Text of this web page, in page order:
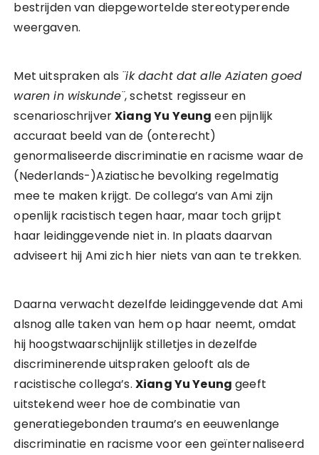
bestrijden van diepgewortelde stereotyperende
weergaven.
Met uitspraken als ¨ik dacht dat alle Aziaten goed
waren in wiskunde¨, schetst regisseur en
scenarioschrijverXiang Yu Yeung een pijnlijk
accuraat beeld van de (onterecht)
genormaliseerde discriminatie en racisme waar de
(Nederlands-)Aziatische bevolking regelmatig
mee te maken krijgt. De collega’s van Ami zijn
openlijk racistisch tegen haar, maar toch grijpt
haar leidinggevende niet in. In plaats daarvan
adviseert hij Ami zich hier niets van aan te trekken.
Daarna verwacht dezelfde leidinggevende dat Ami
alsnog alle taken van hem op haar neemt, omdat
hij hoogstwaarschijnlijk stilletjes in dezelfde
discriminerende uitspraken gelooft als de
racistische collega’s. Xiang Yu Yeung geeft
uitstekend weer hoe de combinatie van
generatiegebonden trauma’s en eeuwenlange
discriminatie en racisme voor een geïnternaliseerd